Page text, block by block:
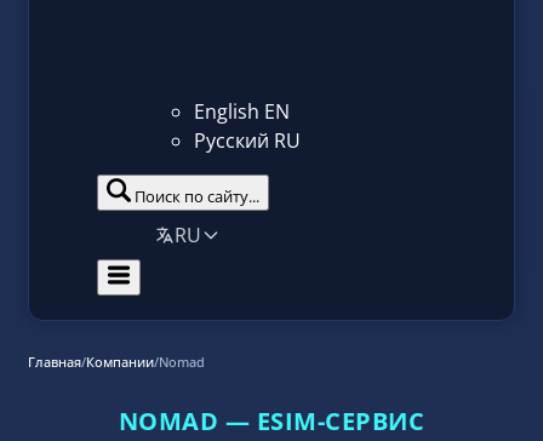
English EN
Русский RU
Поиск по сайту...
RU
Главная/Компании/Nomad
NOMAD — ESIM-СЕРВИС